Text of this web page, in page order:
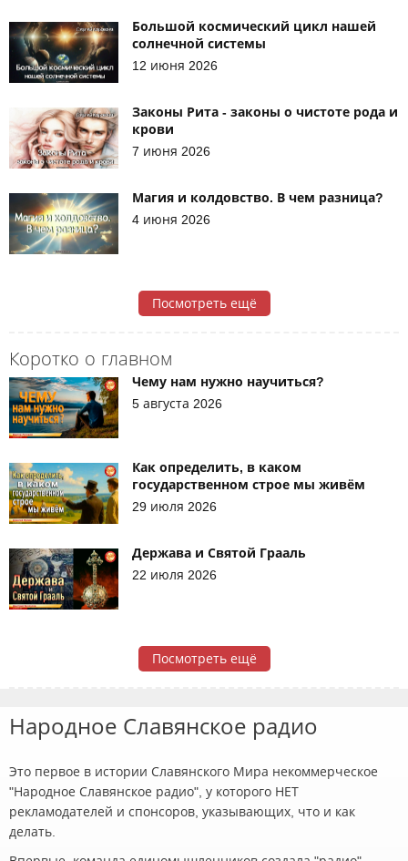
Коротко о главном
Чему нам нужно научиться?
5 августа 2026
Как определить, в каком
государственном строе мы живём
29 июля 2026
Держава и Святой Грааль
22 июля 2026
Посмотреть ещё
Большой космический цикл нашей
солнечной системы
12 июня 2026
Законы Рита - законы о чистоте рода и
крови
7 июня 2026
Магия и колдовство. В чем разница?
4 июня 2026
Посмотреть ещё
Народное Славянское радио
Это первое в истории Славянского Мира некоммерческое
"Народное Славянское радио", у которого НЕТ
рекламодателей и спонсоров, указывающих, что и как
делать.